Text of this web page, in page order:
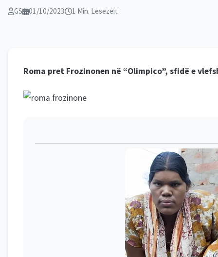
GS 01/10/2023 1 Min. Lesezeit
Roma pret Frozinonen në “Olimpico”, sfidë e